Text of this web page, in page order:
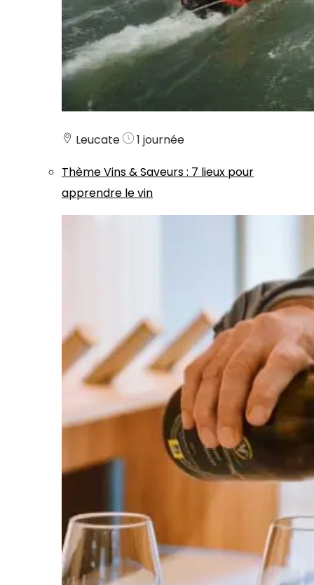
Leucate
1 journée
ThèmeVins & Saveurs: 7 lieux pour
apprendre le vin